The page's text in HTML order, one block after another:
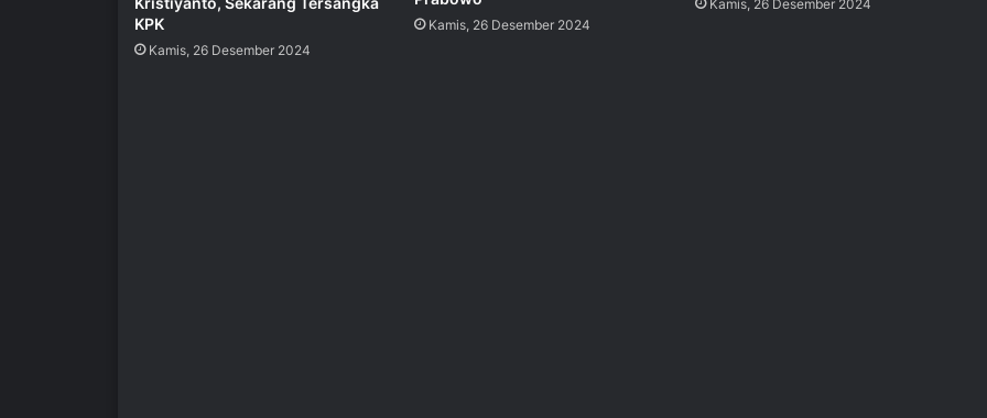
KPK
Kamis, 26 Desember 2024
Kamis, 26 Desember 2024
Kamis, 26 Desember 2024